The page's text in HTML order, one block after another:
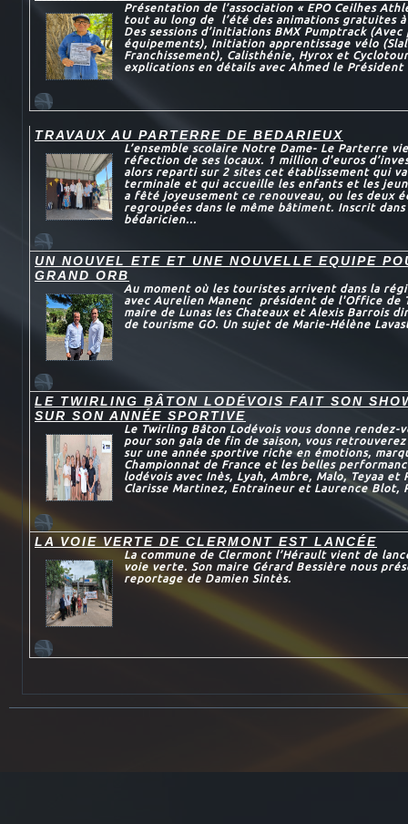
Présentation de l’association « EPO Ceilhes
tout au long de l’été des animations gratuites à
Des sessions d’initiations BMX Pumptrack
équipements), Initiation apprentissage vélo
Franchissement), Calisthénie, Hyrox et
explications en détails avec Ahmed le Président
TRAVAUX AU PARTERRE DE BEDARIEUX
L’ensemble scolaire Notre Dame- Le Parterre
réfection de ses locaux. 1 million d'euros
alors reparti sur 2 sites cet établissement qui
terminale et qui accueille les enfants et les
a fêté joyeusement ce renouveau, ou les deux
regroupées dans le même bâtiment. Inscrit dans
bédaricien...
UN NOUVEL ETE ET UNE NOUVELLE EQUIPE
GRAND ORB
Au moment où les touristes arrivent dans la
avec Aurelien Manenc président de l'Office de
maire de Lunas les Chateaux et Alexis Barrois
de tourisme GO. Un sujet de Marie-Hélène
LE TWIRLING BÂTON LODÉVOIS FAIT SON
SUR SON ANNÉE SPORTIVE
Le Twirling Bâton Lodévois vous donne rendez-
pour son gala de fin de saison, vous
sur une année sportive riche en émotions,
Championnat de France et les belles
lodévois avec Inès, Lyah, Ambre, Malo, Teyaa et
Clarisse Martinez, Entraineur et Laurence Blot,
LA VOIE VERTE DE CLERMONT EST LANCÉE
La commune de Clermont l’Hérault vient de
voie verte. Son maire Gérard Bessière nous
reportage de Damien Sintès.